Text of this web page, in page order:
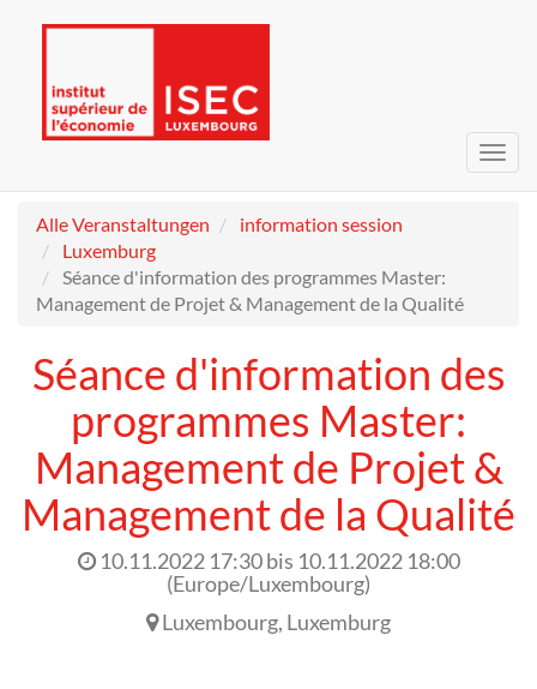
Alle Veranstaltungen
information session
Luxemburg
Séance d'information des programmes Master:
Management de Projet & Management de la Qualité
Séance d'information des
programmes Master:
Management de Projet &
Management de la Qualité
10.11.2022 17:30bis 10.11.2022 18:00
(Europe/Luxembourg)
Luxembourg, Luxemburg